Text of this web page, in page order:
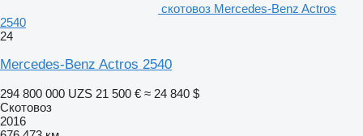
скотовоз Mercedes-Benz Actros
2540
24
Mercedes-Benz Actros 2540
294 800 000 UZS 21 500 € ≈ 24 840 $
Скотовоз
2016